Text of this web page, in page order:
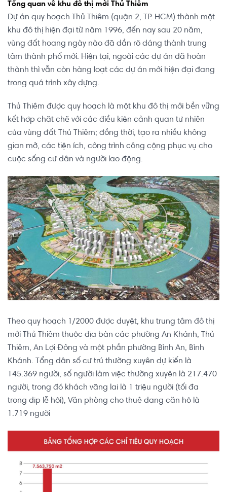
Tổng quan về khu đô thị mới Thủ Thiêm
Dự án quy hoạch Thủ Thiêm (quận 2, TP. HCM) thành một
khu đô thị hiện đại từ năm 1996, đến nay sau 20 năm,
vùng đất hoang ngày nào đã dần rõ dáng thành trung
tâm thành phố mới. Hiện tại, ngoài các dự án đã hoàn
thành thì vẫn còn hàng loạt các dự án mới hiện đại đang
trong quá trình xây dựng.
Thủ Thiêm được quy hoạch là một khu đô thị mới bền vững
kết hợp chặt chẽ với các điều kiện cảnh quan tự nhiên
của vùng đất Thủ Thiêm; đồng thời, tạo ra nhiều không
gian mở, các tiện ích, công trình công cộng phục vụ cho
cuộc sống cư dân và người lao động.
Theo quy hoạch 1/2000 được duyệt, khu trung tâm đô thị
mới Thủ Thiêm thuộc địa bàn các phường An Khánh, Thủ
Thiêm, An Lợi Đông và một phần phường Bình An, Bình
Khánh. Tổng dân số cư trú thường xuyên dự kiến là
145.369 người, số người làm việc thường xuyên là 217.470
người, trong đó khách vãng lai là 1 triệu người (tối đa
trong dịp lễ hội), Văn phòng cho thuê dạng căn hộ là
1.719 người